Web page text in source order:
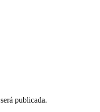
publicada.